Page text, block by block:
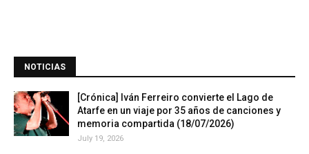
NOTICIAS
[Crónica] Iván Ferreiro convierte el Lago de
Atarfe en un viaje por 35 años de canciones y
memoria compartida (18/07/2026)
July 19, 2026